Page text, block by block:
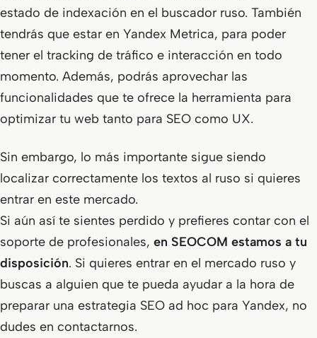
estado de indexación en el buscador ruso. También
tendrás que estar en Yandex Metrica, para poder
tener el tracking de tráfico e interacción en todo
momento. Además, podrás aprovechar las
funcionalidades que te ofrece la herramienta para
optimizar tu web tanto para SEO como UX.
Sin embargo, lo más importante sigue siendo
localizar correctamente los textos al ruso si quieres
entrar en este mercado.
Si aún así te sientes perdido y prefieres contar con el
soporte de profesionales, en SEOCOM estamos a tu
disposición. Si quieres entrar en el mercado ruso y
buscas a alguien que te pueda ayudar a la hora de
preparar una estrategia SEO ad hoc para Yandex, no
dudes en contactarnos.